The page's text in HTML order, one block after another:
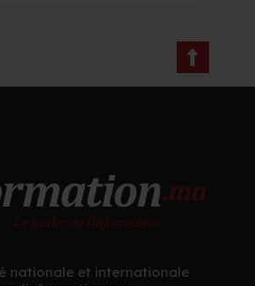
nationale et internationale